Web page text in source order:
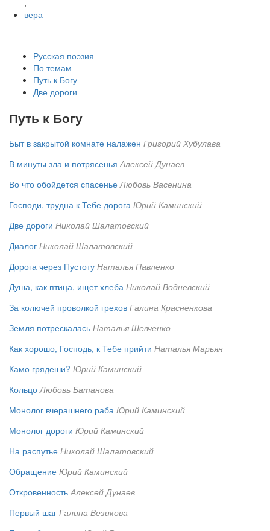
,
вера
Русская поэзия
По темам
Путь к Богу
Две дороги
Путь к Богу
Быт в закрытой комнате налажен Григорий Хубулава
В минуты зла и потрясенья Алексей Дунаев
Во что обойдется спасенье Любовь Васенина
Господи, трудна к Тебе дорога Юрий Каминский
Две дороги Николай Шалатовский
Диалог Николай Шалатовский
Дорога через Пустоту Наталья Павленко
Душа, как птица, ищет хлеба Николай Водневский
За колючей проволкой грехов Галина Красненкова
Земля потрескалась Наталья Шевченко
Как хорошо, Господь, к Тебе прийти Наталья Марьян
Камо грядеши? Юрий Каминский
Кольцо Любовь Батанова
Монолог вчерашнего раба Юрий Каминский
Монолог дороги Юрий Каминский
На распутье Николай Шалатовский
Обращение Юрий Каминский
Откровенность Алексей Дунаев
Первый шаг Галина Везикова